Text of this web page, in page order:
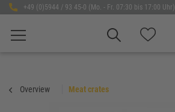
+49 (0)5944 / 93 45-0 (Mo. - Fr. 07:30 bis 17:00 Uhr)
Overview Meat crates